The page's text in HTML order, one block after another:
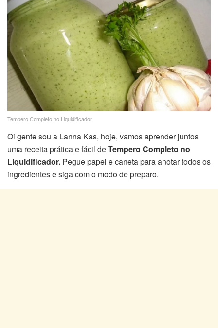
Tempero Completo no Liquidificador
Oi gente sou a Lanna Kas, hoje, vamos aprender juntos
uma receita prática e fácil deTempero Completo no
Liquidificador. Pegue papel e caneta para anotar todos os
ingredientes e siga com o modo de preparo.